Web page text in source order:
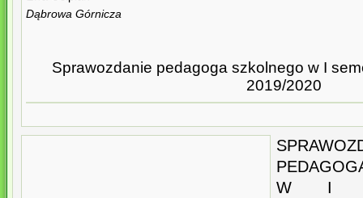
Dąbrowa Górnicza
Sprawozdanie pedagoga szkolnego w I
2019/2020
W I